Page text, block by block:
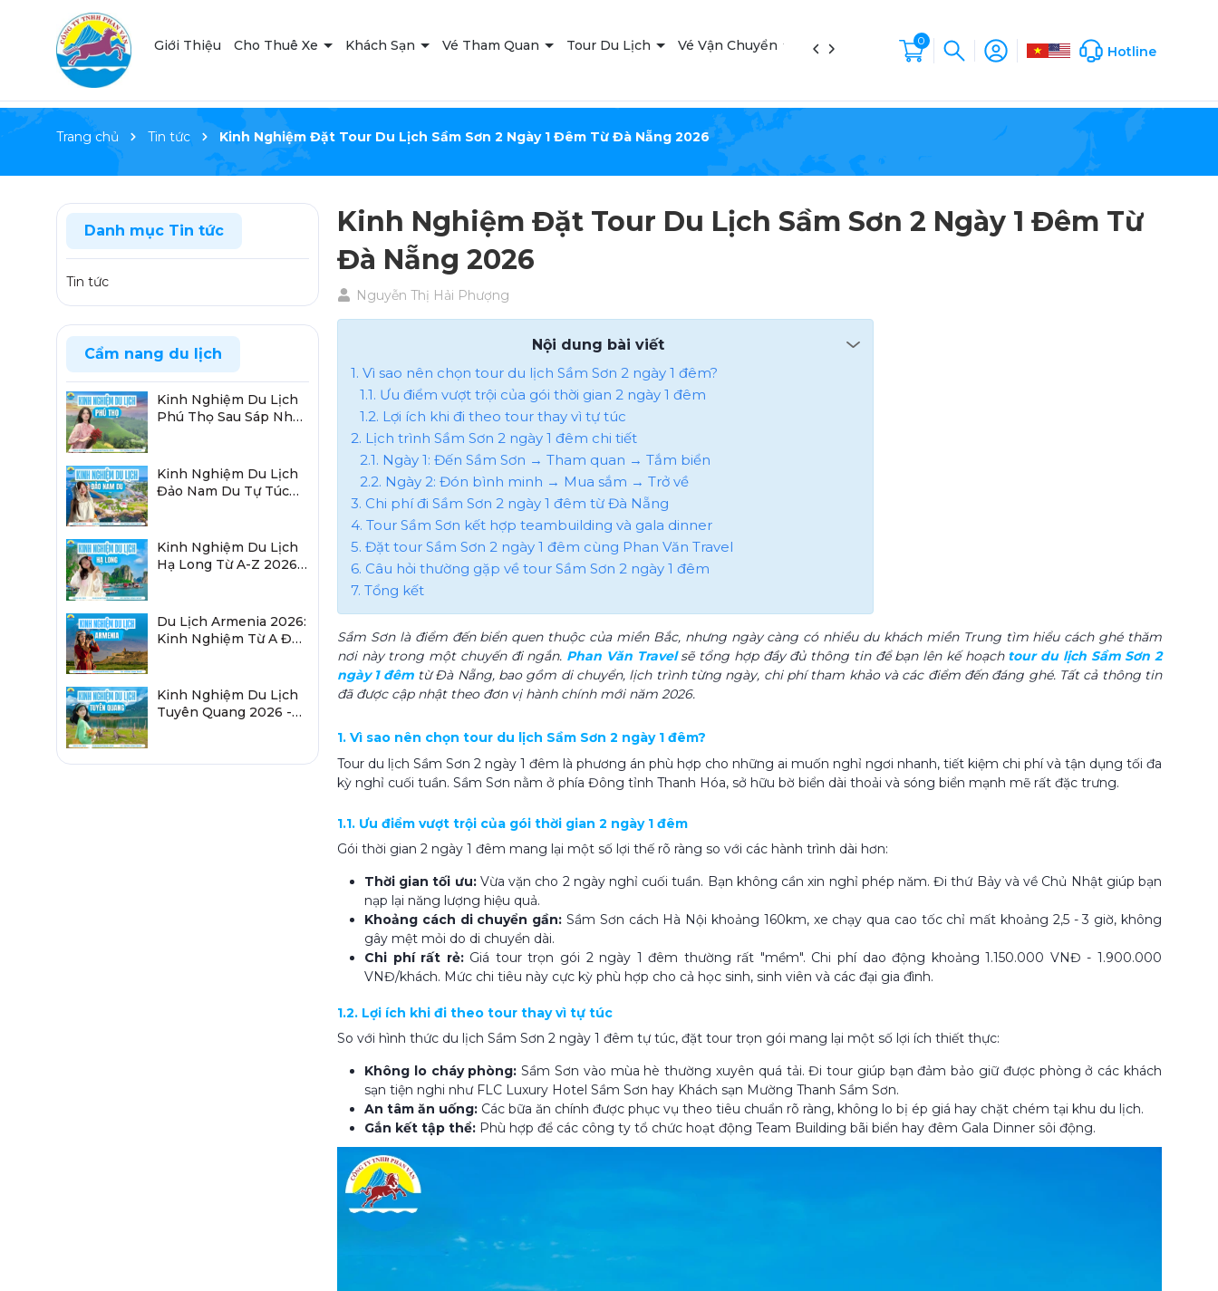
Giới Thiệu Cho Thuê Xe Khách Sạn Vé Tham Quan Tour Du Lịch Vé Vận Chuyển Tin tức Liên hệ Hộp Sản Phẩm Company Profile
0
Hotline
Trang chủ Tin tức Kinh Nghiệm Đặt Tour Du Lịch Sầm Sơn 2 Ngày 1 Đêm Từ Đà Nẵng 2026
Kinh Nghiệm Đặt Tour Du Lịch Sầm Sơn 2 Ngày 1 Đêm Từ
Đà Nẵng 2026
Nguyễn Thị Hải Phượng
Nội dung bài viết
1. Vì sao nên chọn tour du lịch Sầm Sơn 2 ngày 1 đêm?
1.1. Ưu điểm vượt trội của gói thời gian 2 ngày 1 đêm
1.2. Lợi ích khi đi theo tour thay vì tự túc
2. Lịch trình Sầm Sơn 2 ngày 1 đêm chi tiết
2.1. Ngày 1: Đến Sầm Sơn → Tham quan → Tắm biển
2.2. Ngày 2: Đón bình minh → Mua sắm → Trở về
3. Chi phí đi Sầm Sơn 2 ngày 1 đêm từ Đà Nẵng
4. Tour Sầm Sơn kết hợp teambuilding và gala dinner
5. Đặt tour Sầm Sơn 2 ngày 1 đêm cùng Phan Văn Travel
6. Câu hỏi thường gặp về tour Sầm Sơn 2 ngày 1 đêm
7. Tổng kết
Sầm Sơn là điểm đến biển quen thuộc của miền Bắc, nhưng ngày càng có nhiều du khách miền Trung tìm hiểu cách ghé thăm
nơi này trong một chuyến đi ngắn. Phan Văn Travelsẽ tổng hợp đầy đủ thông tin để bạn lên kế hoạch tour du lịch Sầm Sơn 2
ngày 1 đêmtừ Đà Nẵng, bao gồm di chuyển, lịch trình từng ngày, chi phí tham khảo và các điểm đến đáng ghé. Tất cả thông tin
đã được cập nhật theo đơn vị hành chính mới năm 2026.
1. Vì sao nên chọn tour du lịch Sầm Sơn 2 ngày 1 đêm?
Tour du lịch Sầm Sơn 2 ngày 1 đêm là phương án phù hợp cho những ai muốn nghỉ ngơi nhanh, tiết kiệm chi phí và tận dụng tối đa
kỳ nghỉ cuối tuần. Sầm Sơn nằm ở phía Đông tỉnh Thanh Hóa, sở hữu bờ biển dài thoải và sóng biển mạnh mẽ rất đặc trưng.
1.1. Ưu điểm vượt trội của gói thời gian 2 ngày 1 đêm
Gói thời gian 2 ngày 1 đêm mang lại một số lợi thế rõ ràng so với các hành trình dài hơn:
Thời gian tối ưu: Vừa vặn cho 2 ngày nghỉ cuối tuần. Bạn không cần xin nghỉ phép năm. Đi thứ Bảy và về Chủ Nhật giúp bạn
nạp lại năng lượng hiệu quả.
Khoảng cách di chuyển gần: Sầm Sơn cách Hà Nội khoảng 160km, xe chạy qua cao tốc chỉ mất khoảng 2,5 - 3 giờ, không
gây mệt mỏi do di chuyển dài.
Chi phí rất rẻ:Giá tour trọn gói 2 ngày 1 đêm thường rất "mềm". Chi phí dao động khoảng 1.150.000 VNĐ - 1.900.000
VNĐ/khách. Mức chi tiêu này cực kỳ phù hợp cho cả học sinh, sinh viên và các đại gia đình.
1.2. Lợi ích khi đi theo tour thay vì tự túc
So với hình thức du lịch Sầm Sơn 2 ngày 1 đêm tự túc, đặt tour trọn gói mang lại một số lợi ích thiết thực:
Không lo cháy phòng:Sầm Sơn vào mùa hè thường xuyên quá tải. Đi tour giúp bạn đảm bảo giữ được phòng ở các khách
sạn tiện nghi như FLC Luxury Hotel Sầm Sơn hay Khách sạn Mường Thanh Sầm Sơn.
An tâm ăn uống: Các bữa ăn chính được phục vụ theo tiêu chuẩn rõ ràng, không lo bị ép giá hay chặt chém tại khu du lịch.
Gắn kết tập thể: Phù hợp để các công ty tổ chức hoạt động Team Building bãi biển hay đêm Gala Dinner sôi động.
Danh mục Tin tức
Tin tức
Cẩm nang du lịch
Kinh Nghiệm Du Lịch
Phú Thọ Sau Sáp Nhập
Kinh Nghiệm Du Lịch
Đảo Nam Du Tự Túc
Kinh Nghiệm Du Lịch
Hạ Long Từ A-Z 2026:
Du Lịch Armenia 2026:
Kinh Nghiệm Từ A Đến
Kinh Nghiệm Du Lịch
Tuyên Quang 2026 -